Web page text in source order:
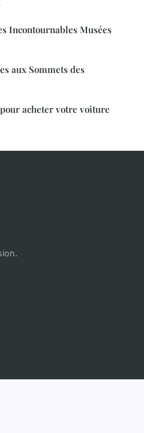
Incontournables Musées
aux Sommets des
acheter votre voiture